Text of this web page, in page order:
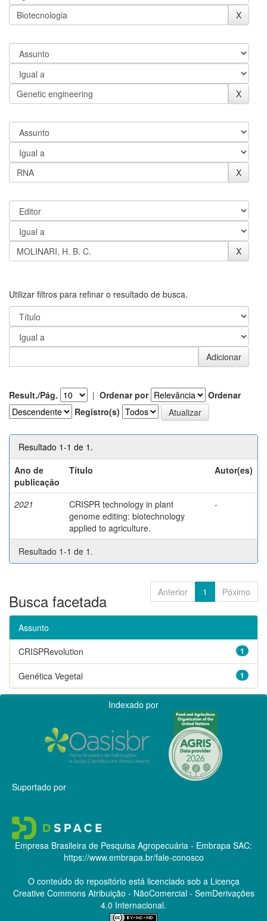
Utilizar filtros para refinar o resultado de busca.
Result./Pág. | Ordenar por
Ordenar
Registro(s)
Resultado 1-1 de 1.
Ano de
publicação
Título Autor(es)
2021
CRISPR technology in plant
genome editing: biotechnology
applied to agriculture.
-
Resultado 1-1 de 1.
Anterior 1 Póximo
Busca facetada
Assunto
1
CRISPRevolution
1
Genética Vegetal
Indexado por
Suportado por
Empresa Brasileira de Pesquisa Agropecuária - Embrapa SAC:
https://www.embrapa.br/fale-conosco
O conteúdo do repositório está licenciado sob a Licença
Creative CommonsAtribuição - NãoComercial - SemDerivações
4.0 Internacional.